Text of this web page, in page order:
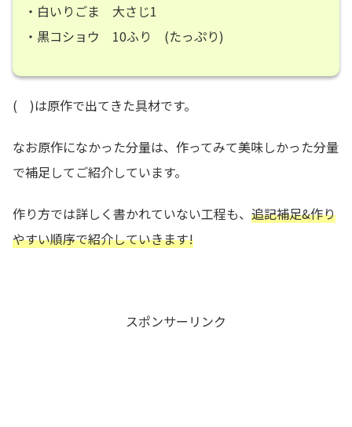
・白いりごま 大さじ1
・黒コショウ 10ふり (たっぷり)
( )は原作で出てきた具材です。
なお原作になかった分量は、作ってみて美味しかった分量
で補足してご紹介しています。
作り方では詳しく書かれていない工程も、 追記補足&作り
やすい順序で紹介していきます!
スポンサーリンク